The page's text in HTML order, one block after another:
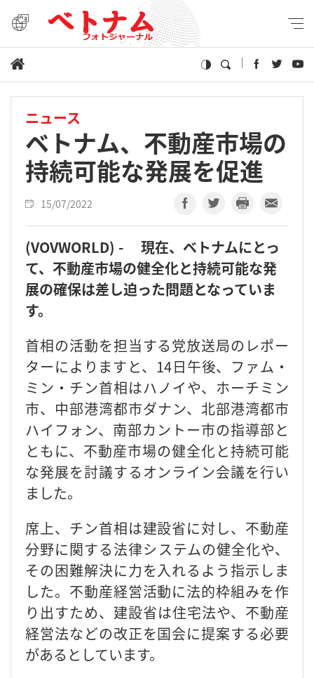
ニュース
ベトナム、不動産市場の
持続可能な発展を促進
15/07/2022
(VOVWORLD) - 現在、ベトナムにとっ
て、不動産市場の健全化と持続可能な発
展の確保は差し迫った問題となっていま
す。
首相の活動を担当する党放送局のレポー
ターによりますと、14日午後、ファム・
ミン・チン首相はハノイや、ホーチミン
市、中部港湾都市ダナン、北部港湾都市
ハイフォン、南部カントー市の指導部と
ともに、不動産市場の健全化と持続可能
な発展を討議するオンライン会議を行い
ました。
席上、チン首相は建設省に対し、不動産
分野に関する法律システムの健全化や、
その困難解決に力を入れるよう指示しま
した。不動産経営活動に法的枠組みを作
り出すため、建設省は住宅法や、不動産
経営法などの改正を国会に提案する必要
があるとしています。